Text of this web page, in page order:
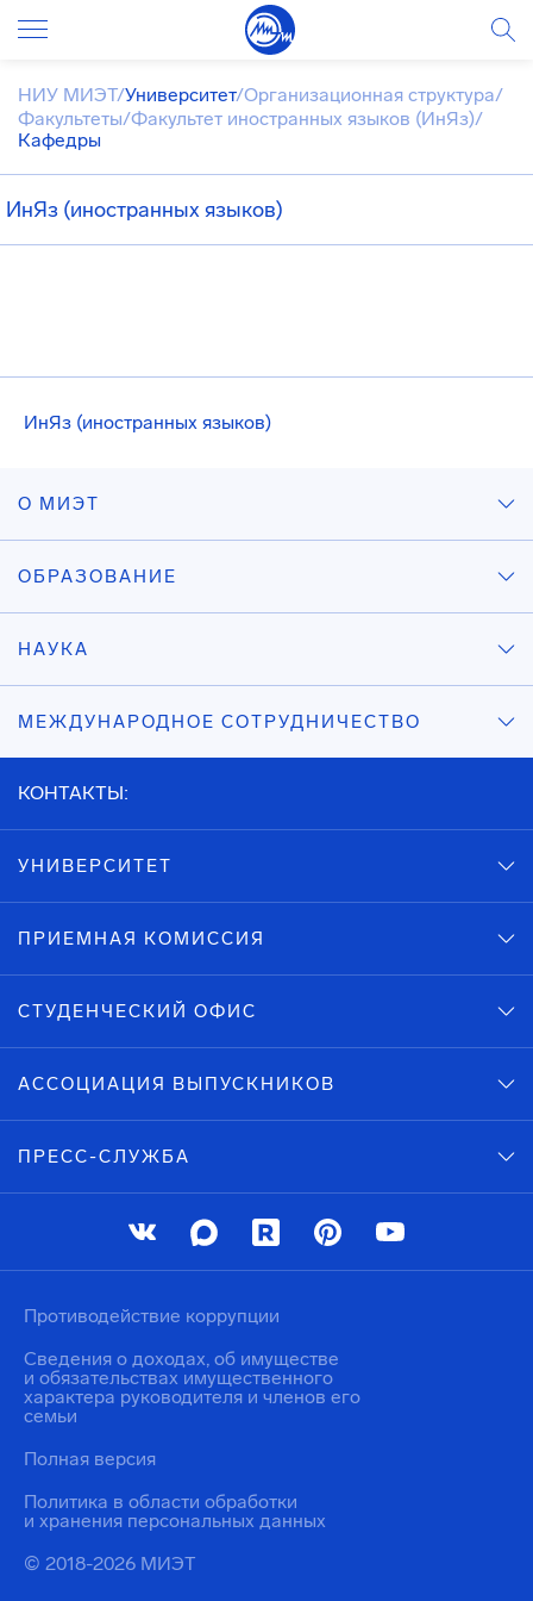
ИнЯз (иностранных языков)
НИУ МИЭТ/Университет/Организационная структура/
Факультеты/Факультет иностранных языков (ИнЯз)/
Кафедры
ИнЯз (иностранных языков)
О МИЭТ
ОБРАЗОВАНИЕ
НАУКА
МЕЖДУНАРОДНОЕ СОТРУДНИЧЕСТВО
КОНТАКТЫ:
УНИВЕРСИТЕТ
ПРИЕМНАЯ КОМИССИЯ
СТУДЕНЧЕСКИЙ ОФИС
АССОЦИАЦИЯ ВЫПУСКНИКОВ
ПРЕСС-СЛУЖБА
© 2018-2026 МИЭТ
Политика в области обработки
и хранения персональных данных
Противодействие коррупции
Сведения о доходах, об имуществе
и обязательствах имущественного
характера руководителя и членов его
семьи
Полная версия